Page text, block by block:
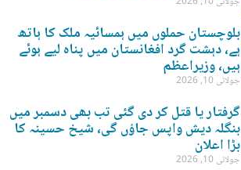
بلوچستان حملوں میں ہمسائیہ ملک کا ہاتھ
ہے، دہشت گرد افغانستان میں پناہ لیے ہوئے
ہیں، وزیراعظم
جولائی 10, 2026
گرفتار یا قتل کر دی گئی تب بھی دسمبر میں
بنگلہ دیش واپس جاؤں گی، شیخ حسینہ کا
بڑا اعلان
جولائی 10, 2026